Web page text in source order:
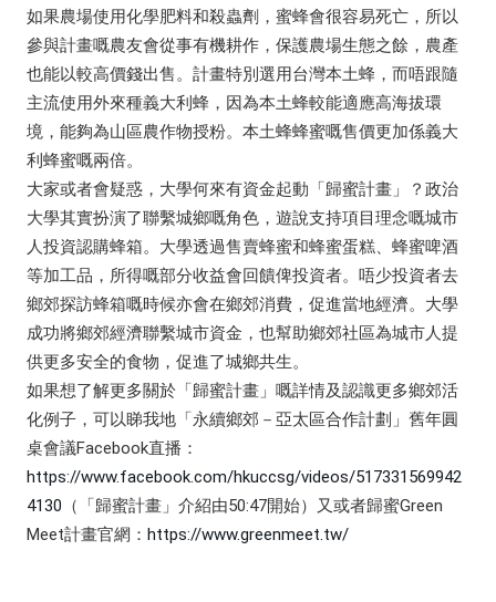
如果農場使用化學肥料和殺蟲劑，蜜蜂會很容易死亡，所以
參與計畫嘅農友會從事有機耕作，保護農場生態之餘，農產
也能以較高價錢出售。計畫特別選用台灣本土蜂，而唔跟隨
主流使用外來種義大利蜂，因為本土蜂較能適應高海拔環
境，能夠為山區農作物授粉。本土蜂蜂蜜嘅售價更加係義大
利蜂蜜嘅兩倍。
大家或者會疑惑，大學何來有資金起動「歸蜜計畫」？政治
大學其實扮演了聯繫城鄉嘅角色，遊說支持項目理念嘅城市
人投資認購蜂箱。大學透過售賣蜂蜜和蜂蜜蛋糕、蜂蜜啤酒
等加工品，所得嘅部分收益會回饋俾投資者。唔少投資者去
鄉郊探訪蜂箱嘅時候亦會在鄉郊消費，促進當地經濟。大學
成功將鄉郊經濟聯繫城市資金，也幫助鄉郊社區為城市人提
供更多安全的食物，促進了城鄉共生。
如果想了解更多關於「歸蜜計畫」嘅詳情及認識更多鄉郊活
化例子，可以睇我地「永續鄉郊－亞太區合作計劃」舊年圓
桌會議Facebook直播：
https://www.facebook.com/hkuccsg/videos/517331569942
4130 （「歸蜜計畫」介紹由50:47開始）又或者歸蜜Green
Meet計畫官網： https://www.greenmeet.tw/